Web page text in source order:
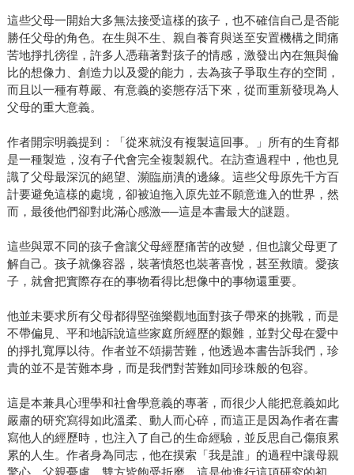
這些父母一開始大多無法接受這樣的孩子，也不確信自己是否能
勝任父母的角色。在生與不生、親自養育與送至安置機構之間痛
苦地掙扎徬徨，許多人憑藉著對孩子的情感，激發出內在無與倫
比的想像力、創造力以及愛的能力，去為孩子爭取生存的空間，
而且以一種有尊嚴、有意義的姿態存活下來，從而重新發現為人
父母的重大意義。
作者開宗明義提到：「從來就沒有複製這回事。」所有的生育都
是一種製造，沒有子代會完全複製親代。在訪查過程中，他也見
識了父母最深沉的絕望、瀕臨崩潰的邊緣。這些父母原先千方百
計要避免這樣的處境，卻被迫拖入原先並不願意進入的世界，然
而，最後他們卻對此滿心感激──這是本書最大的謎題。
這些與眾不同的孩子會讓父母經歷痛苦的改變，但也讓父母更了
解自己。孩子就像容器，裝著憤怒也裝著喜悅，甚至救贖。愛孩
子，就會把實際存在的事物看得比想像中的事物還重要。
他並未要求所有父母都得堅強樂觀地面對孩子帶來的挑戰，而是
不帶偏見、平和地訴說這些家庭所經歷的艱難，並對父母在愛中
的掙扎寬厚以待。作者並不頌揚苦難，他透過本書告訴我們，珍
貴的並不是苦難本身，而是我們對苦難如同珍珠般的包容。
這是本兼具心理學和社會學意義的專著，而很少人能把意義如此
嚴肅的研究寫得如此溫柔、動人而心碎，而這正是因為作者在書
寫他人的經歷時，也注入了自己的生命經驗，並反思自己傷痕累
累的人生。作者身為同志，他在摸索「我是誰」的過程中讓母親
驚心，父親憂慮，雙方皆飽受折磨。這是他進行這項研究的初